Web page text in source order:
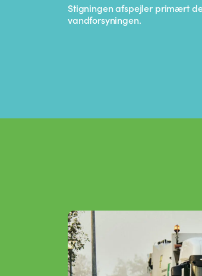
Stigningen afspejler primært
vandforsyningen.